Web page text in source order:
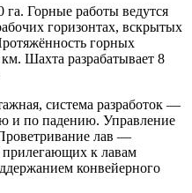
Горные работы ведутся
горизонтах, вскрытых
горных
Шахта разрабатывает 8
система разработок —
и по падению. Управление
лав —
прилегающих к лавам
конвейерного